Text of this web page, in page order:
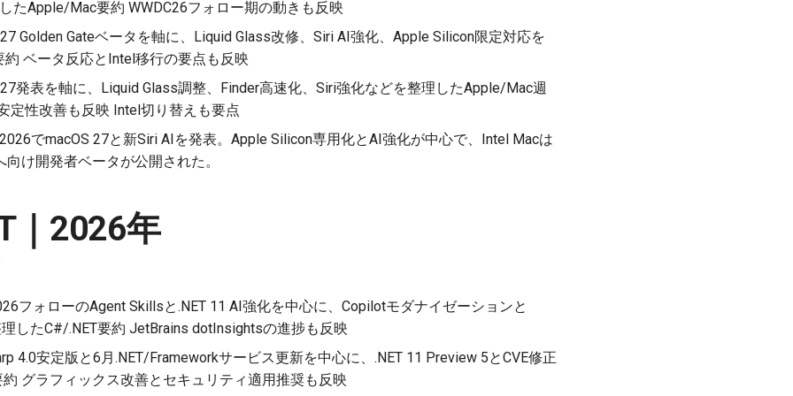
たApple/Mac要約 WWDC26フォロー期の動きも反映
Golden Gateベータを軸に、Liquid Glass改修、Siri AI強化、Apple Silicon限定対応を
ベータ反応とIntel移行の要点も反映
発表を軸に、Liquid Glass調整、Finder高速化、Siri強化などを整理したApple/Mac週
定性改善も反映 Intel切り替えも要点
でmacOS 27と新Siri AIを発表。Apple Silicon専用化とAI強化が中心で、Intel Macは
け開発者ベータが公開された。
｜2026年
フォローのAgent Skillsと.NET 11 AI強化を中心に、Copilotモダナイゼーションと
したC#/.NET要約 JetBrains dotInsightsの進捗も反映
4.0安定版と6月.NET/Frameworkサービス更新を中心に、.NET 11 Preview 5とCVE修正
グラフィックス改善とセキュリティ適用推奨も反映